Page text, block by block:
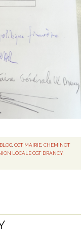
BLOG, CGT MAIRIE, CHEMINOT
LOCALE CGT DRANCY,